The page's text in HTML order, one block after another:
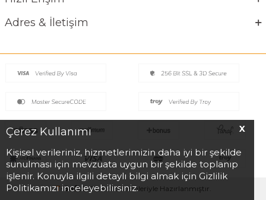
X
Çerez Kullanımı
Kişisel verileriniz, hizmetlerimizin daha iyi bir şekilde
sunulması için mevzuata uygun bir şekilde toplanıp
işlenir. Konuyla ilgili detaylı bilgi almak için Gizlilik
Politikamızı inceleyebilirsiniz.
Adres & İletişim
T-Soft E-TicaretSistemleriyle Hazırlanmıştır.